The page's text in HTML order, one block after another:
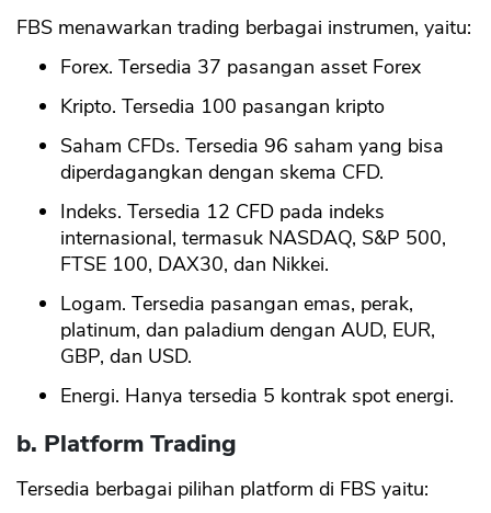
FBS menawarkan trading berbagai instrumen, yaitu:
Forex. Tersedia 37 pasangan asset Forex
Kripto. Tersedia 100 pasangan kripto
Saham CFDs. Tersedia 96 saham yang bisa
diperdagangkan dengan skema CFD.
Indeks. Tersedia 12 CFD pada indeks
internasional, termasuk NASDAQ, S&P 500,
FTSE 100, DAX30, dan Nikkei.
Logam. Tersedia pasangan emas, perak,
platinum, dan paladium dengan AUD, EUR,
GBP, dan USD.
Energi. Hanya tersedia 5 kontrak spot energi.
b. Platform Trading
Tersedia berbagai pilihan platform di FBS yaitu: